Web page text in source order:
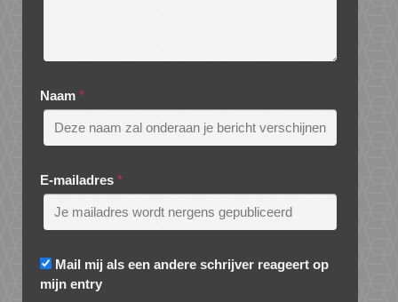
Naam *
E-mailadres *
Mail mij als een andere schrijver reageert op
mijn entry